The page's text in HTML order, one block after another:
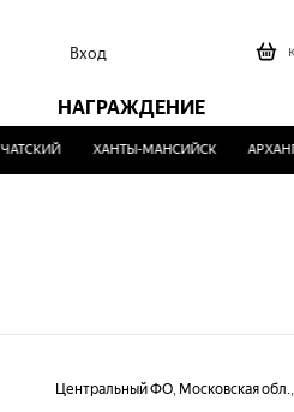
Вход
НАГРАЖДЕНИЕ
ХАНТЫ-МАНСИЙСК
Центральный ФО, Московская обл.,